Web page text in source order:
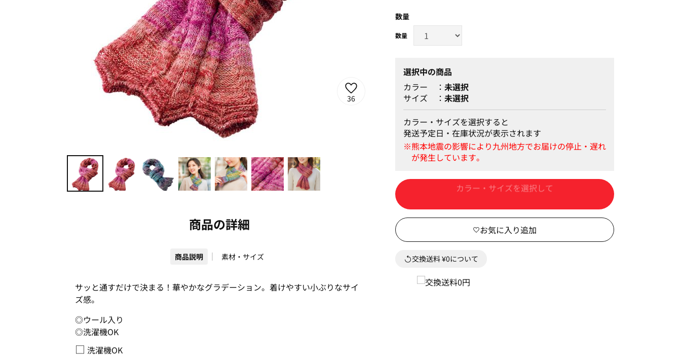
36
商品の詳細
商品説明 素材・サイズ
サッと通すだけで決まる！華やかなグラデーション。着けやすい小ぶりなサイ
ズ感。
◎ウール入り
◎洗濯機OK
□ 洗濯機OK
数量
選択中の商品
カラー
未選択
サイズ
未選択
カラー・サイズを選択すると
発送予定日・在庫状況が表示されます
カートに入れる
交換送料 ¥0について